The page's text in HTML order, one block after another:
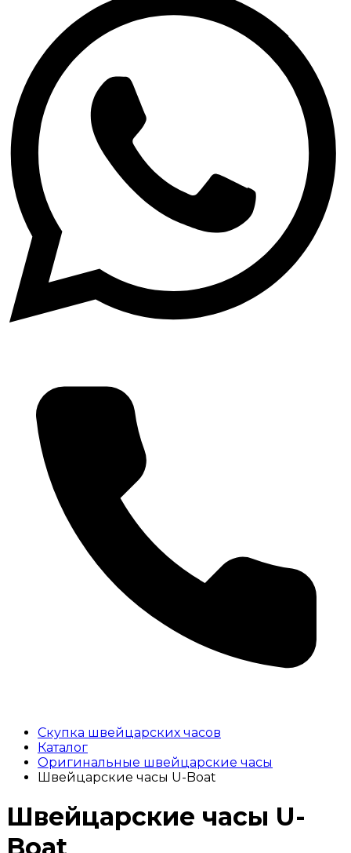
Скупка швейцарских часов
Каталог
Оригинальные швейцарские часы
Швейцарские часы U-Boat
Швейцарские часы U-